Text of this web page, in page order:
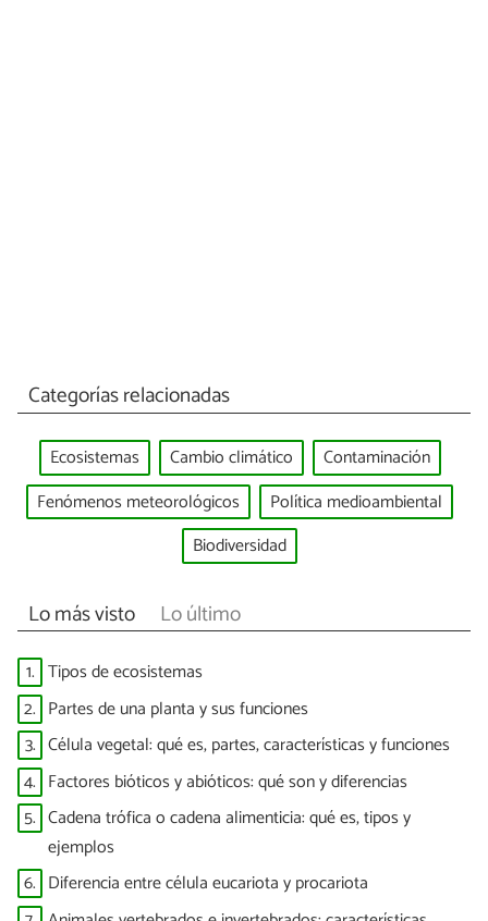
Categorías relacionadas
Ecosistemas Cambio climático
Contaminación
Fenómenos meteorológicos
Política medioambiental
Biodiversidad
Lo más visto Lo último
1. Tipos de ecosistemas
2. Partes de una planta y sus funciones
3. Célula vegetal: qué es, partes, características y funciones
4. Factores bióticos y abióticos: qué son y diferencias
5. Cadena trófica o cadena alimenticia: qué es, tipos y
ejemplos
6. Diferencia entre célula eucariota y procariota